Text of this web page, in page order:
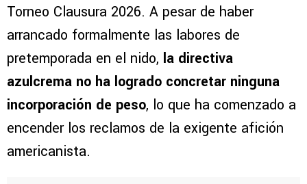
Torneo Clausura 2026. A pesar de haber
arrancado formalmente las labores de
pretemporada en el nido, la directiva
azulcrema no ha logrado concretar ninguna
incorporación de peso, lo que ha comenzado a
encender los reclamos de la exigente afición
americanista.